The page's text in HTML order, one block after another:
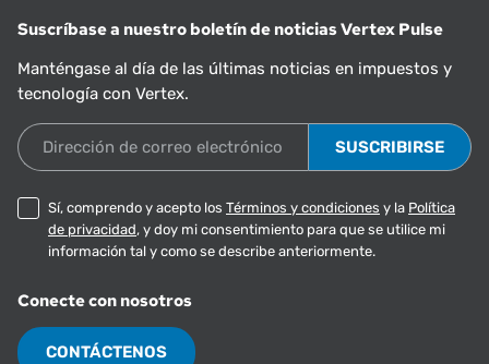
Suscríbase a nuestro boletín de noticias Vertex Pulse
Manténgase al día de las últimas noticias en impuestos y
tecnología con Vertex.
Dirección de correo electrónico
Sí, comprendo y acepto los Términos y condiciones y la Política
de privacidad, y doy mi consentimiento para que se utilice mi
información tal y como se describe anteriormente.
Conecte con nosotros
CONTÁCTENOS